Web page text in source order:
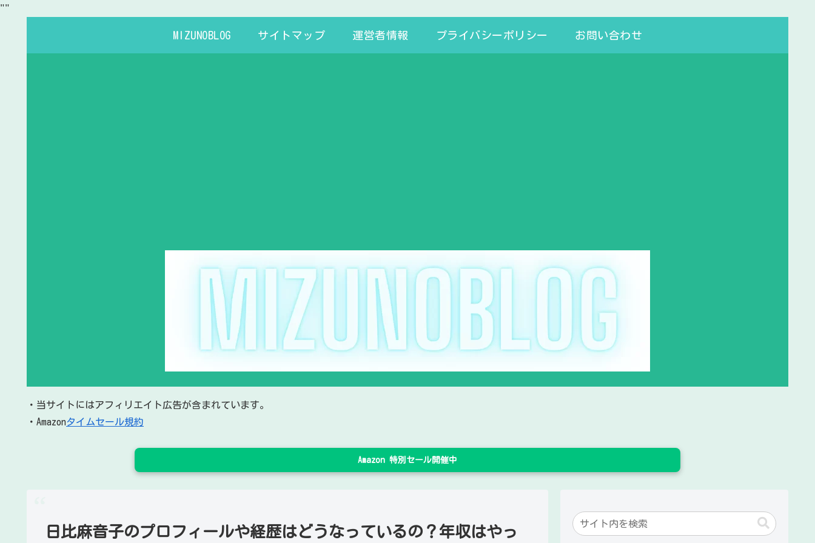
""
MIZUNOBLOG サイトマップ 運営者情報 プライバシーポリシー お問い合わせ
・当サイトにはアフィリエイト広告が含まれています。
・Amazonタイムセール規約
Amazon 特別セール開催中
日比麻音子のプロフィールや経歴はどうなっているの？年収はやっ